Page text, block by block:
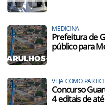
MEDICINA
Prefeitura de
público para
VEJA COMO
Concurso
4 editais de